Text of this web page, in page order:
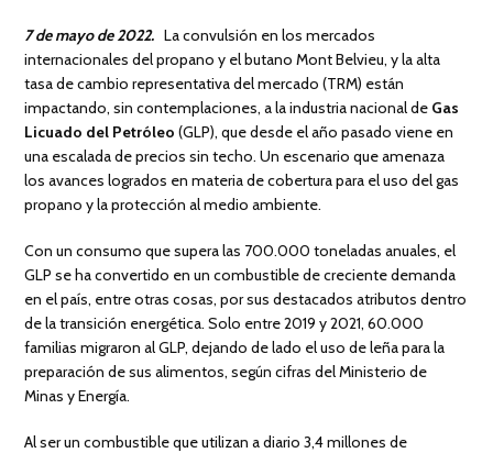
7 de mayo de 2022. La convulsión en los mercados
internacionales del propano y el butano Mont Belvieu, y la alta
tasa de cambio representativa del mercado (TRM) están
impactando, sin contemplaciones, a la industria nacional de Gas
Licuado del Petróleo(GLP), que desde el año pasado viene en
una escalada de precios sin techo. Un escenario que amenaza
los avances logrados en materia de cobertura para el uso del gas
propano y la protección al medio ambiente.
Con un consumo que supera las 700.000 toneladas anuales, el
GLP se ha convertido en un combustible de creciente demanda
en el país, entre otras cosas, por sus destacados atributos dentro
de la transición energética. Solo entre 2019 y 2021, 60.000
familias migraron al GLP, dejando de lado el uso de leña para la
preparación de sus alimentos, según cifras del Ministerio de
Minas y Energía.
Al ser un combustible que utilizan a diario 3,4 millones de